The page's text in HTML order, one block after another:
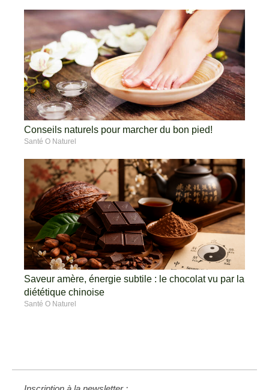
Conseils naturels pour marcher du bon pied!
Santé O Naturel
Saveur amère, énergie subtile : le chocolat vu par la
diététique chinoise
Santé O Naturel